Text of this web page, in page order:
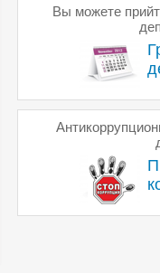
Вы можете